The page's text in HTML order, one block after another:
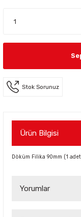
Stok Sorunuz
Ürün Bilgisi
Döküm Filika 90mm (1
Yorumlar